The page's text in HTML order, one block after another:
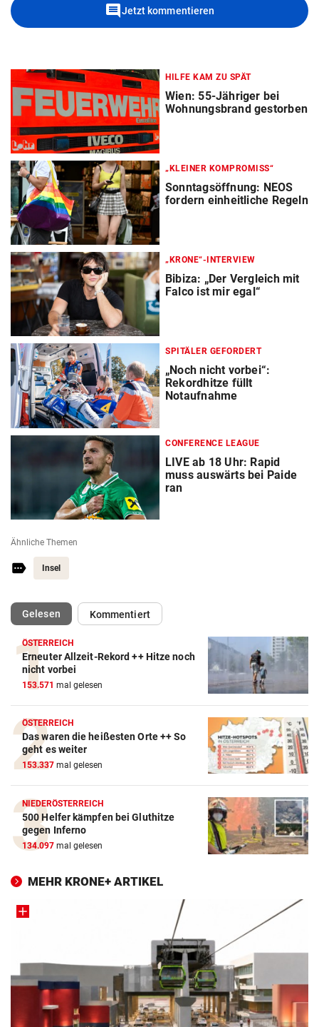
commentJetzt kommentieren
HILFE KAM ZU SPÄT
Wien: 55-Jähriger bei
Wohnungsbrand gestorben
„KLEINER KOMPROMISS“
Sonntagsöffnung: NEOS
fordern einheitliche Regeln
„KRONE“-INTERVIEW
Bibiza: „Der Vergleich mit
Falco ist mir egal“
SPITÄLER GEFORDERT
„Noch nicht vorbei“:
Rekordhitze füllt
Notaufnahme
CONFERENCE LEAGUE
LIVE ab 18 Uhr: Rapid
muss auswärts bei Paide
ran
Ähnliche Themen
Insel
Gelesen(ausgewählt)Kommentiert
ÖSTERREICH
Erneuter Allzeit-Rekord ++ Hitze noch
nicht vorbei
153.571 mal gelesen
ÖSTERREICH
Das waren die heißesten Orte ++ So
geht es weiter
153.337 mal gelesen
NIEDERÖSTERREICH
500 Helfer kämpfen bei Gluthitze
gegen Inferno
134.097 mal gelesen
MEHR KRONE+ ARTIKEL